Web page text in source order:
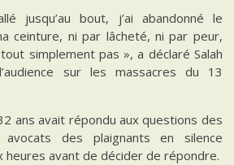
jusqu’au bout, j’ai abandonné le
ceinture, ni par lâcheté, ni par peur,
simplement pas », a déclaré Salah
sur les massacres du 13
ans avait répondu aux questions des
des plaignants en silence
heures avant de décider de répondre.